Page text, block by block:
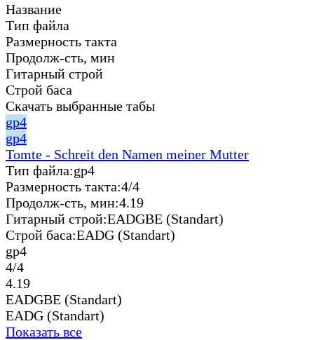
Название
Тип файла
Размерность такта
Продолж-сть, мин
Гитарный строй
Строй баса
Скачать выбранные табы
gp4
gp4
Tomte - Schreit den Namen meiner Mutter
Тип файла:gp4
Размерность такта:4/4
Продолж-сть, мин:4.19
Гитарный строй:EADGBE (Standart)
Строй баса:EADG (Standart)
gp4
4/4
4.19
EADGBE (Standart)
EADG (Standart)
Показать все